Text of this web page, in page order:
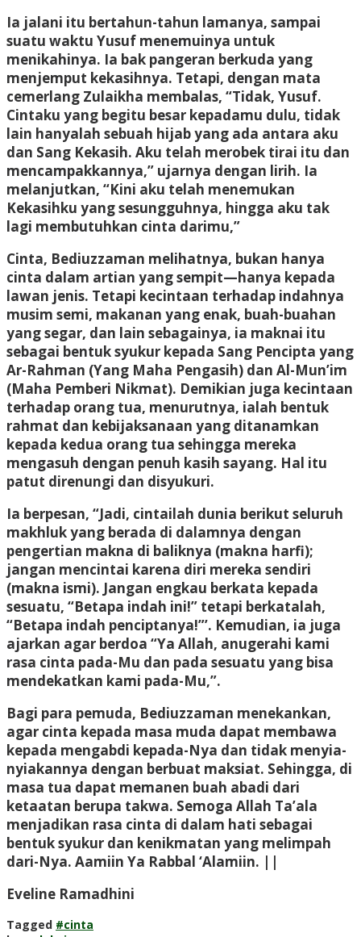
Ia jalani itu bertahun-tahun lamanya, sampai
suatu waktu Yusuf menemuinya untuk
menikahinya. Ia bak pangeran berkuda yang
menjemput kekasihnya. Tetapi, dengan mata
cemerlang Zulaikha membalas, “Tidak, Yusuf.
Cintaku yang begitu besar kepadamu dulu, tidak
lain hanyalah sebuah hijab yang ada antara aku
dan Sang Kekasih. Aku telah merobek tirai itu dan
mencampakkannya,” ujarnya dengan lirih. Ia
melanjutkan, “Kini aku telah menemukan
Kekasihku yang sesungguhnya, hingga aku tak
lagi membutuhkan cinta darimu,”
Cinta, Bediuzzaman melihatnya, bukan hanya
cinta dalam artian yang sempit—hanya kepada
lawan jenis. Tetapi kecintaan terhadap indahnya
musim semi, makanan yang enak, buah-buahan
yang segar, dan lain sebagainya, ia maknai itu
sebagai bentuk syukur kepada Sang Pencipta yang
Ar-Rahman (Yang Maha Pengasih) dan Al-Mun’im
(Maha Pemberi Nikmat). Demikian juga kecintaan
terhadap orang tua, menurutnya, ialah bentuk
rahmat dan kebijaksanaan yang ditanamkan
kepada kedua orang tua sehingga mereka
mengasuh dengan penuh kasih sayang. Hal itu
patut direnungi dan disyukuri.
Ia berpesan, “Jadi, cintailah dunia berikut seluruh
makhluk yang berada di dalamnya dengan
pengertian makna di baliknya (makna harfi);
jangan mencintai karena diri mereka sendiri
(makna ismi). Jangan engkau berkata kepada
sesuatu, “Betapa indah ini!” tetapi berkatalah,
“Betapa indah penciptanya!”’. Kemudian, ia juga
ajarkan agar berdoa “Ya Allah, anugerahi kami
rasa cinta pada-Mu dan pada sesuatu yang bisa
mendekatkan kami pada-Mu,”.
Bagi para pemuda, Bediuzzaman menekankan,
agar cinta kepada masa muda dapat membawa
kepada mengabdi kepada-Nya dan tidak menyia-
nyiakannya dengan berbuat maksiat. Sehingga, di
masa tua dapat memanen buah abadi dari
ketaatan berupa takwa. Semoga Allah Ta’ala
menjadikan rasa cinta di dalam hati sebagai
bentuk syukur dan kenikmatan yang melimpah
dari-Nya. Aamiin Ya Rabbal ‘Alamiin. ||
Eveline Ramadhini
Tagged #cinta